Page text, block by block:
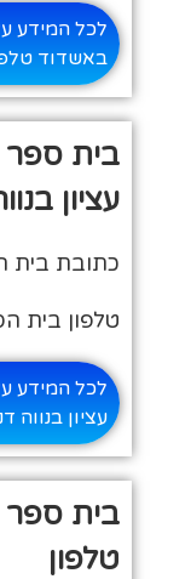
לכל המידע
באשדוד
בית ספר
עציון
כתובת בית
טלפון בית הספר: 02-
לכל המידע על
עציון בנווה
בית ספר
טלפון